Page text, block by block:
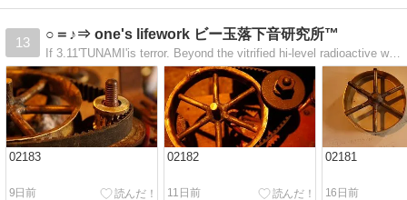
13
○＝♪⇒ one's lifework ビー玉落下音研究所™
If 3.11'TUNAMI'is terror. Beyond the vitrified hi-level radioactive waste.Doesn't do palladium plating to brass.
02183
9日前
02182
11日前
02181
16日前